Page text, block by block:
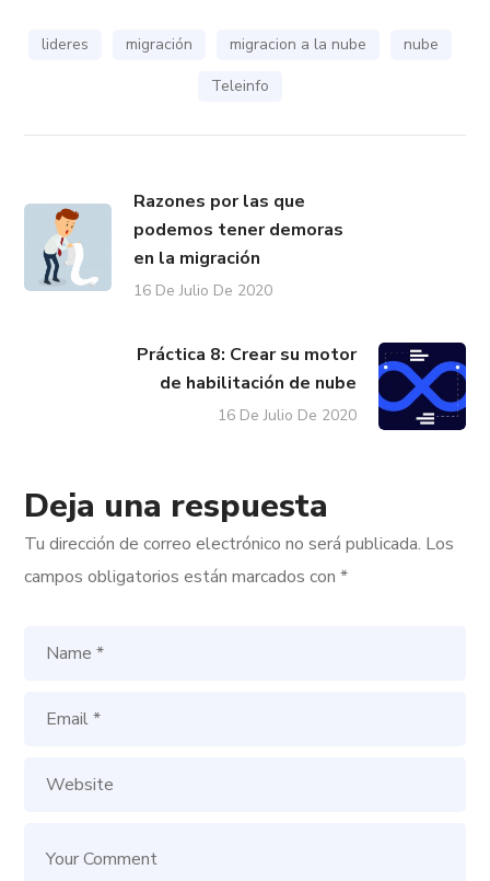
lideres migración migracion a la nube
nube
Teleinfo
Razones por las que
podemos tener demoras
en la migración
16 De Julio De 2020
Práctica 8: Crear su motor
de habilitación de nube
16 De Julio De 2020
Deja una respuesta
Tu dirección de correo electrónico no será publicada. Los
campos obligatorios están marcados con*